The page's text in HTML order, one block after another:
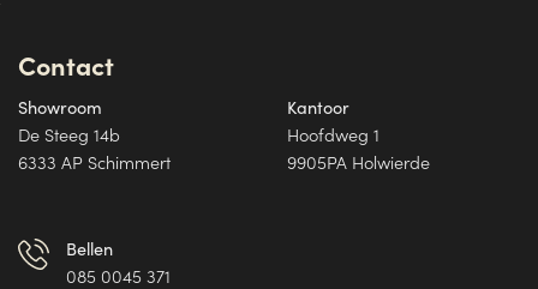
Contact
Showroom
De Steeg 14b
6333 AP Schimmert
Kantoor
Hoofdweg 1
9905PA Holwierde
Bellen
085 0045 371